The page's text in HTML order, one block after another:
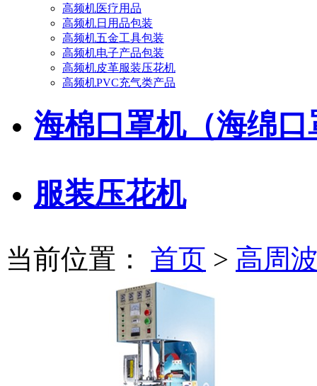
高频机医疗用品
高频机日用品包装
高频机五金工具包装
高频机电子产品包装
高频机皮革服装压花机
高频机PVC充气类产品
海棉口罩机（海绵口
服装压花机
当前位置： 首页 > 高周